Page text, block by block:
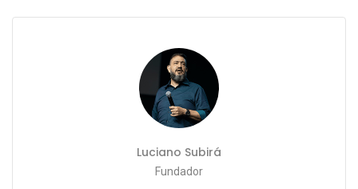
Luciano Subirá
Fundador